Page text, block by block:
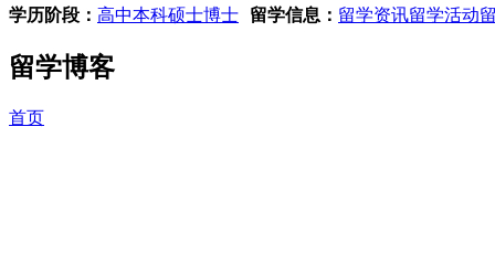
学历阶段： 高中本科硕士博士 留学信息： 留学资讯留学活动
留学博客
首页